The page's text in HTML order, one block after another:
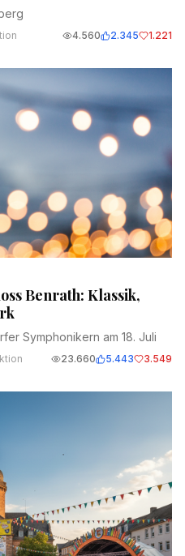
4.560 2.345 1.221
Benrath: Klassik,
Symphonikern am 18. Juli
23.660 5.443 3.549